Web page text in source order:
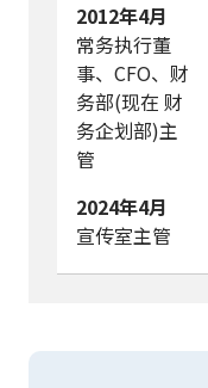
2012年4月
常务执行董
事、CFO、财
务部(现在 财
务企划部)主
管
2024年4月
宣传室主管